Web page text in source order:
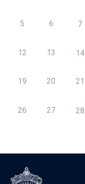
5 6 7
12 13 14
19 20 21
26 27 28